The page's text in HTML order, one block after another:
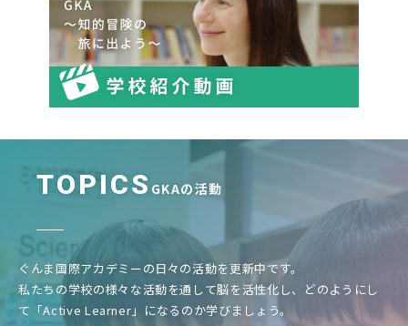
情報公開 アクセス
プライバシーポリシー
お問い合わせ 資料請求
採用情報 視察申し込み
TOPICS GKAの活動
ぐんま国際アカデミーの日々の活動を更新中です。
私たちの学校の様々な活動を通して脳を活性化し、どのようにし
て「Active Learner」になるのか学びましょう。